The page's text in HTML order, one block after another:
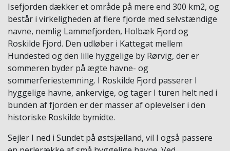
Isefjorden dækker et område på mere end 300 km2, og
består i virkeligheden af flere fjorde med selvstændige
navne, nemlig Lammefjorden, Holbæk Fjord og
Roskilde Fjord. Den udløber i Kattegat mellem
Hundested og den lille hyggelige by Rørvig, der er
sommeren byder på ægte havne- og
sommerferiestemning. I Roskilde Fjord passerer I
hyggelige havne, ankervige, og tager I turen helt ned i
bunden af fjorden er der masser af oplevelser i den
historiske Roskilde bymidte.
Sejler I ned i Sundet på østsjælland, vil I også passere